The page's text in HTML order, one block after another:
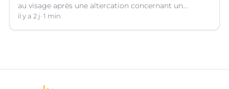
au visage après une altercation concernant un
téléphone portable à Montpellier (Hérault).
il y a 2 j 1 min